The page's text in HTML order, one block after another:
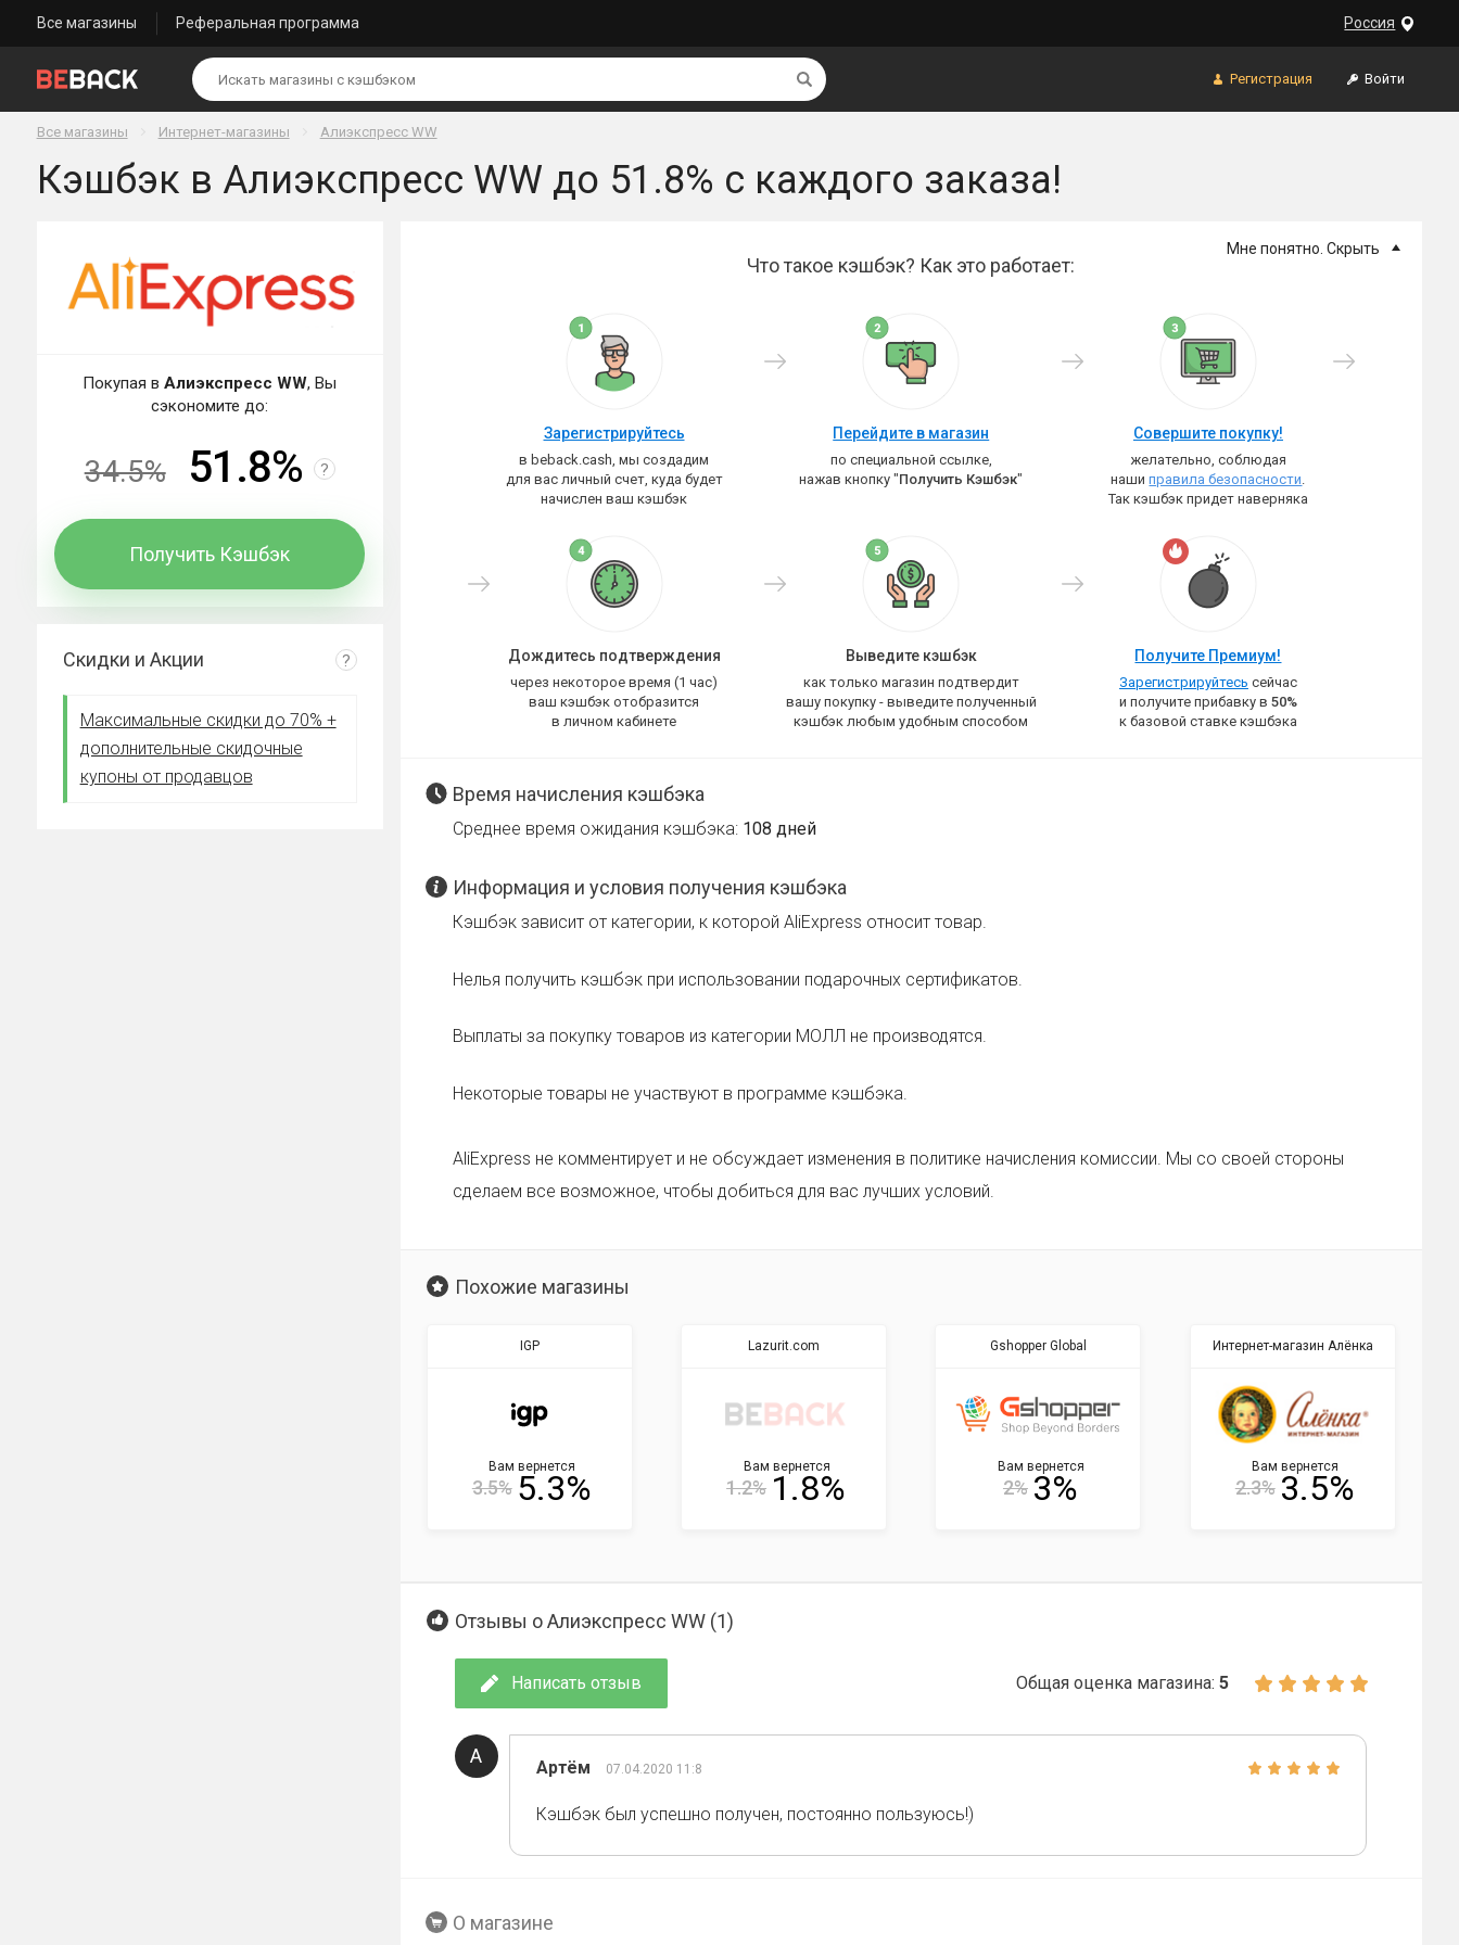
Россия
Все магазины Реферальная программа
Найти
Регистрация Войти
Все магазины Интернет-магазины Алиэкспресс WW
Кэшбэк в Алиэкспресс WW до 51.8% с каждого заказа!
Мне понятно. Скрыть
Что такое кэшбэк? Как это работает:
Зарегистрируйтесь
в beback.cash, мы создадим
для вас личный счет, куда будет
начислен ваш кэшбэк
Перейдите в магазин
по специальной ссылке,
нажав кнопку "Получить Кэшбэк"
Совершите покупку!
желательно, соблюдая
нашиправила безопасности.
Так кэшбэк придет наверняка
Дождитесь подтверждения
через некоторое время (1 час)
ваш кэшбэк отобразится
в личном кабинете
Выведите кэшбэк
как только магазин подтвердит
вашу покупку - выведите полученный
кэшбэк любым удобным способом
Получите Премиум!
Зарегистрируйтесь сейчас
и получите прибавку в 50%
к базовой ставке кэшбэка
Время начисления кэшбэка
Среднее время ожидания кэшбэка: 108 дней
Информация и условия получения кэшбэка
Кэшбэк зависит от категории, к которой AliExpress относит товар.
Нелья получить кэшбэк при использовании подарочных сертификатов.
Выплаты за покупку товаров из категории МОЛЛ не производятся.
Некоторые товары не участвуют в программе кэшбэка.
AliExpress не комментирует и не обсуждает изменения в политике начисления комиссии. Мы со своей стороны
сделаем все возможное, чтобы добиться для вас лучших условий.
Похожие магазины
IGP
Вам вернется
3.5% 5.3%
Lazurit.com
Вам вернется
1.2% 1.8%
Gshopper Global
Вам вернется
2% 3%
Интернет-магазин Алёнка
Вам вернется
2.3% 3.5%
Отзывы о Алиэкспресс WW (1)
Написать отзыв Общая оценка магазина: 5
А
Артём 07.04.2020 11:8
Кэшбэк был успешно получен, постоянно пользуюсь!)
О магазине
Покупая вАлиэкспресс WW, Вы
сэкономите до:
34.5% 51.8% ?
Получить Кэшбэк
Скидки и Акции ?
Максимальные скидки до 70% +
дополнительные скидочные
купоны от продавцов